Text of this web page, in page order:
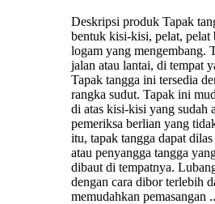
Deskripsi produk Tapak
bentuk kisi-kisi, pelat, pelat
logam yang mengembang.
jalan atau lantai, di tempat
Tapak tangga ini tersedia
rangka sudut. Tapak ini
di atas kisi-kisi yang sudah
pemeriksa berlian yang
itu, tapak tangga dapat
atau penyangga tangga
dibaut di tempatnya.
dengan cara dibor terlebih
memudahkan pemasangan